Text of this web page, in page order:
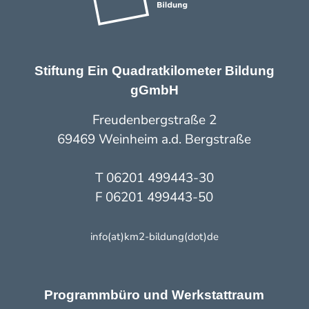
Stiftung Ein Quadratkilometer Bildung
gGmbH
Freudenbergstraße 2
69469 Weinheim a.d. Bergstraße
T 06201 499443-30
F 06201 499443-50
info(at)km2-bildung(dot)de
Programmbüro und Werkstattraum